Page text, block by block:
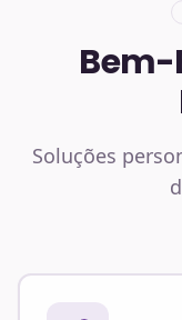
Bem-
Soluções